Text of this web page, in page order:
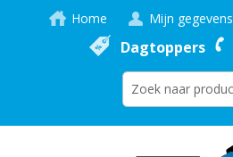
Home Mijn gegevens
Dagtoppers